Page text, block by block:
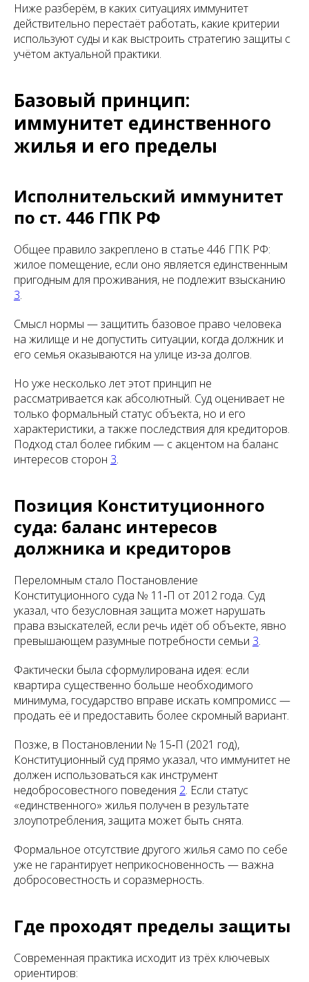
Ниже разберём, в каких ситуациях иммунитет
действительно перестаёт работать, какие критерии
используют суды и как выстроить стратегию защиты с
учётом актуальной практики.
Базовый принцип:
иммунитет единственного
жилья и его пределы
Исполнительский иммунитет
по ст. 446 ГПК РФ
Общее правило закреплено в статье 446 ГПК РФ:
жилое помещение, если оно является единственным
пригодным для проживания, не подлежит взысканию
3.
Смысл нормы — защитить базовое право человека
на жилище и не допустить ситуации, когда должник и
его семья оказываются на улице из‑за долгов.
Но уже несколько лет этот принцип не
рассматривается как абсолютный. Суд оценивает не
только формальный статус объекта, но и его
характеристики, а также последствия для кредиторов.
Подход стал более гибким — с акцентом на баланс
интересов сторон 3.
Позиция Конституционного
суда: баланс интересов
должника и кредиторов
Переломным стало Постановление
Конституционного суда № 11‑П от 2012 года. Суд
указал, что безусловная защита может нарушать
права взыскателей, если речь идёт об объекте, явно
превышающем разумные потребности семьи 3.
Фактически была сформулирована идея: если
квартира существенно больше необходимого
минимума, государство вправе искать компромисс —
продать её и предоставить более скромный вариант.
Позже, в Постановлении № 15‑П (2021 год),
Конституционный суд прямо указал, что иммунитет не
должен использоваться как инструмент
недобросовестного поведения 2. Если статус
«единственного» жилья получен в результате
злоупотребления, защита может быть снята.
Формальное отсутствие другого жилья само по себе
уже не гарантирует неприкосновенность — важна
добросовестность и соразмерность.
Где проходят пределы защиты
Современная практика исходит из трёх ключевых
ориентиров: